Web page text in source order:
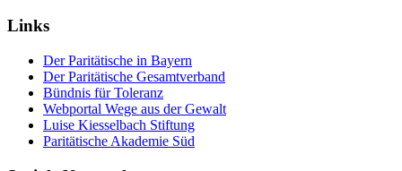
Links
Der Paritätische in Bayern
Der Paritätische Gesamtverband
Bündnis für Toleranz
Webportal Wege aus der Gewalt
Luise Kiesselbach Stiftung
Paritätische Akademie Süd